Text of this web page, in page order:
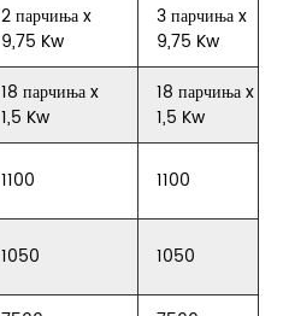
2 парчиња x
9,75 Kw
3 парчиња x
9,75 Kw
18 парчиња x
1,5 Kw
18 парчиња x
1,5 Kw
1100 1100
1050 1050